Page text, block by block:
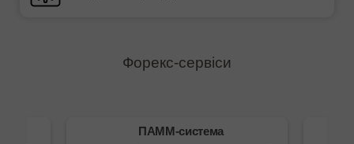
Форекс-сервіси
ПАММ-система